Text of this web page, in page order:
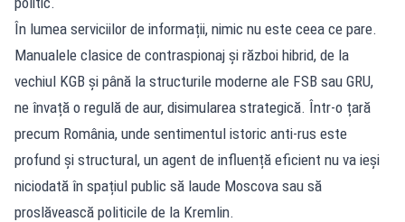
În lumea serviciilor de informații, nimic nu este ceea ce pare.
Manualele clasice de contraspionaj și război hibrid, de la
vechiul KGB și până la structurile moderne ale FSB sau GRU,
ne învață o regulă de aur, disimularea strategică. Într-o țară
precum România, unde sentimentul istoric anti-rus este
profund și structural, un agent de influență eficient nu va ieși
niciodată în spațiul public să laude Moscova sau să
proslăvească politicile de la Kremlin.